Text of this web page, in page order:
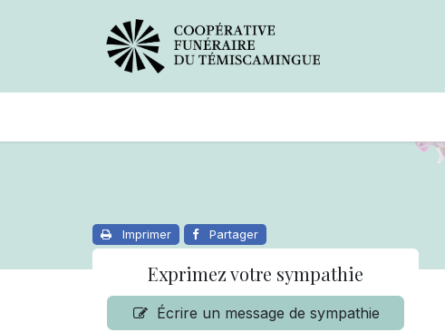
Imprimer Partager
Exprimez votre sympathie
Écrire un message de sympathie